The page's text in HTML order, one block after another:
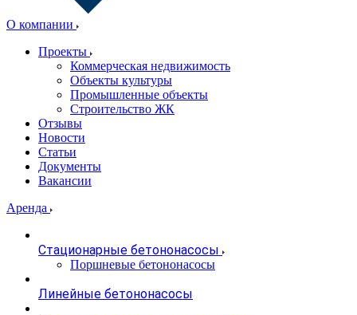
О компании
Проекты
Коммерческая недвижимость
Объекты культуры
Промышленные объекты
Строительство ЖК
Отзывы
Новости
Статьи
Документы
Вакансии
Аренда
Стационарные бетононасосы
Поршневые бетононасосы
Линейные бетононасосы